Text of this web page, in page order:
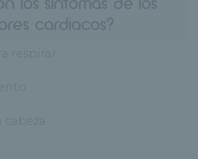
respirar